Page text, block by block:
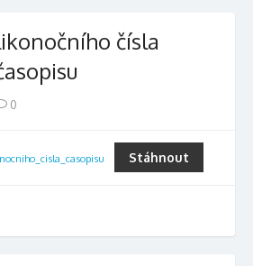
čísla
0
Stáhnout